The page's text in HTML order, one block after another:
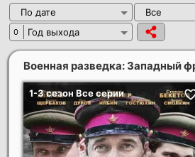
По дате Все
0 Год выхода
Военная разведка: Западный